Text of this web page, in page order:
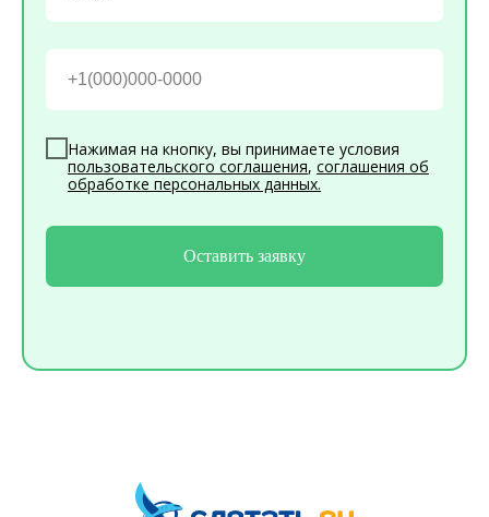
Нажимая на кнопку, вы принимаете условия
пользовательского соглашения, соглашения об
обработке персональных данных.
Оставить заявку